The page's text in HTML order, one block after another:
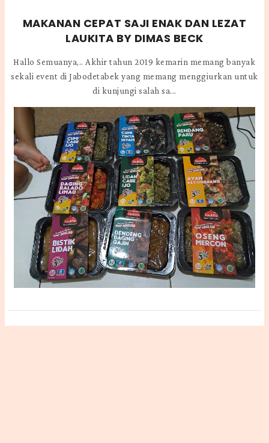
MAKANAN CEPAT SAJI ENAK DAN LEZAT
LAUKITA BY DIMAS BECK
Hallo Semuanya,.. Akhir tahun 2019 kemarin memang banyak
sekali event di Jabodetabek yang memang menggiurkan untuk
di kunjungi salah sa...